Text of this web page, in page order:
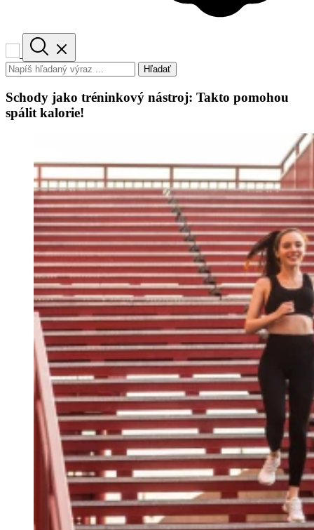
Hľadať
Schody jako tréninkový nástroj: Takto pomohou
spálit kalorie!